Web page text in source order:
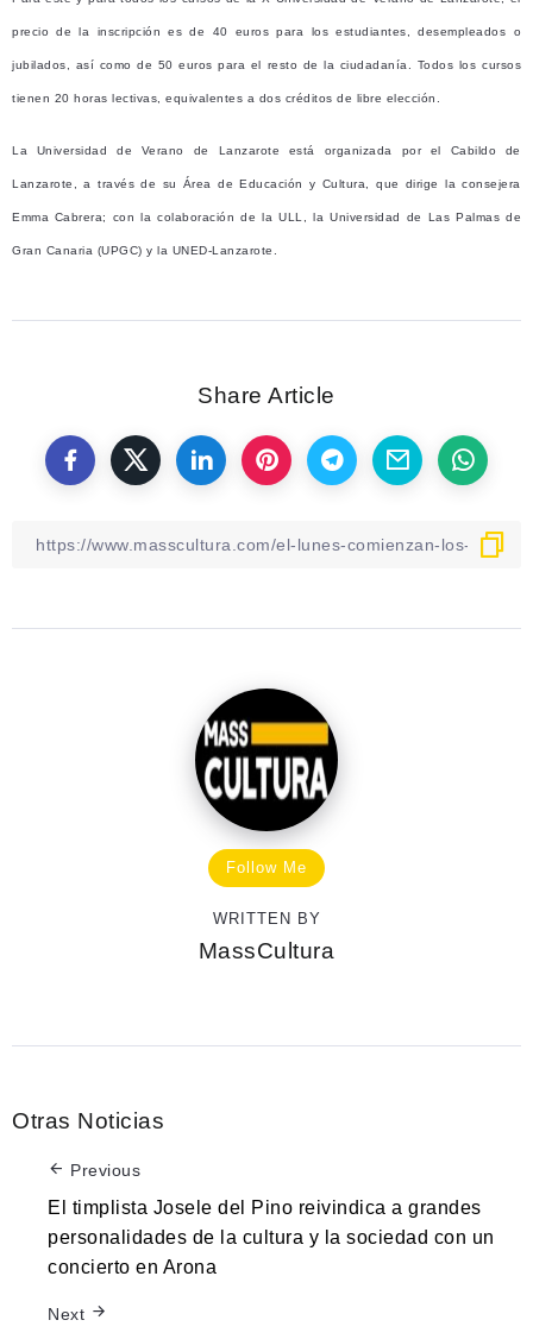
precio de la inscripción es de 40 euros para los estudiantes, desempleados o
jubilados, así como de 50 euros para el resto de la ciudadanía. Todos los cursos
tienen 20 horas lectivas, equivalentes a dos créditos de libre elección.
La Universidad de Verano de Lanzarote está organizada por el Cabildo de
Lanzarote, a través de su Área de Educación y Cultura, que dirige la consejera
Emma Cabrera; con la colaboración de la ULL, la Universidad de Las Palmas de
Gran Canaria (UPGC) y la UNED-Lanzarote.
Share Article
Follow Me
WRITTEN BY
MassCultura
Otras Noticias
Previous
El timplista Josele del Pino reivindica a grandes
personalidades de la cultura y la sociedad con un
concierto en Arona
Next